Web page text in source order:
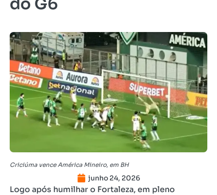
do G6
Criciúma vence América Mineiro, em BH
junho 24, 2026
Logo após humilhar o Fortaleza, em pleno